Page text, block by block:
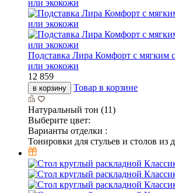
Подставка Лира Комфорт с мягким
или экокожи
12 859
в корзину Товар в корзине
Натуральный тон (11)
Выберите цвет:
Варианты отделки :
Тонировки для стульев и столов из